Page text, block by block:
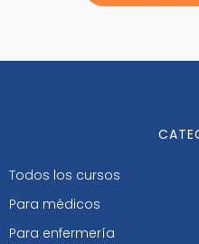
Todos los cursos
Para médicos
Para enfermería